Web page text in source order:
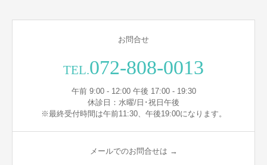
お問合せ
TEL.072-808-0013
午前 9:00 - 12:00 午後 17:00 - 19:30
休診日：水曜/日･祝日午後
※最終受付時間は午前11:30、午後19:00になります。
メールでのお問合せは →